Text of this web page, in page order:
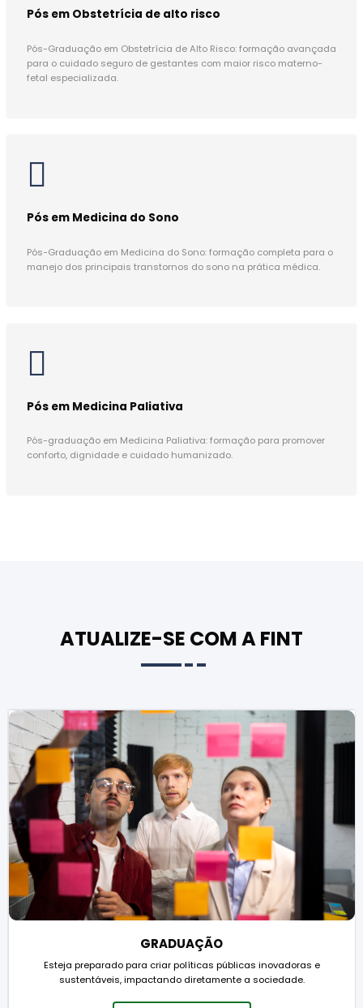
Pós em Obstetrícia de alto risco
Pós-Graduação em Obstetrícia de Alto Risco: formação avançada
para o cuidado seguro de gestantes com maior risco materno-
fetal especializada.
Pós em Medicina do Sono
Pós-Graduação em Medicina do Sono: formação completa para o
manejo dos principais transtornos do sono na prática médica.
Pós em Medicina Paliativa
Pós-graduação em Medicina Paliativa: formação para promover
conforto, dignidade e cuidado humanizado.
ATUALIZE-SE COM A FINT
GRADUAÇÃO
Esteja preparado para criar políticas públicas inovadoras e
sustentáveis, impactando diretamente a sociedade.